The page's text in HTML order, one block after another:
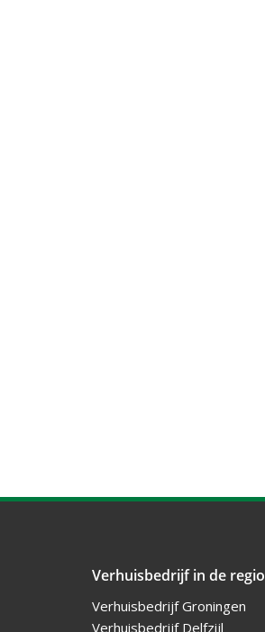
Verhuisbedrijf in de regio
Verhuisbedrijf Groningen
Verhuisbedrijf Delfzijl